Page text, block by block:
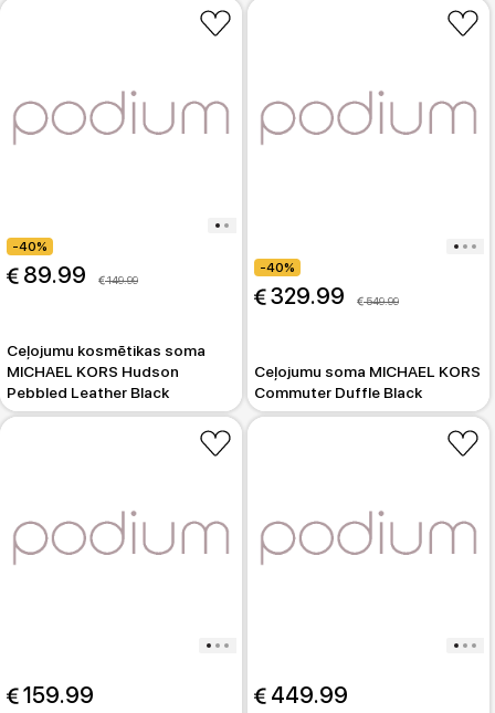
-40%
89.99 149.99
Ceļojumu kosmētikas soma
MICHAEL KORS Hudson
Pebbled Leather Black
-40%
329.99 549.99
Ceļojumu soma MICHAEL KORS
Commuter Duffle Black
159.99 449.99